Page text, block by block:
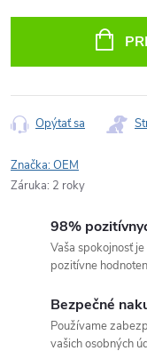
Opýtať sa
Značka:OEM
Záruka: 2 roky
98%
Vaša spokojnosť
pozitívne
Bezpečné
Používame
vašich osobných